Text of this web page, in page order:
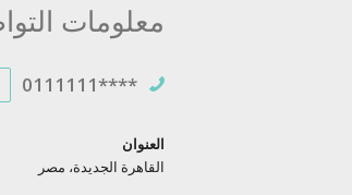
معلومات
0111111****
العنوان
القاهرة الجديدة، مصر